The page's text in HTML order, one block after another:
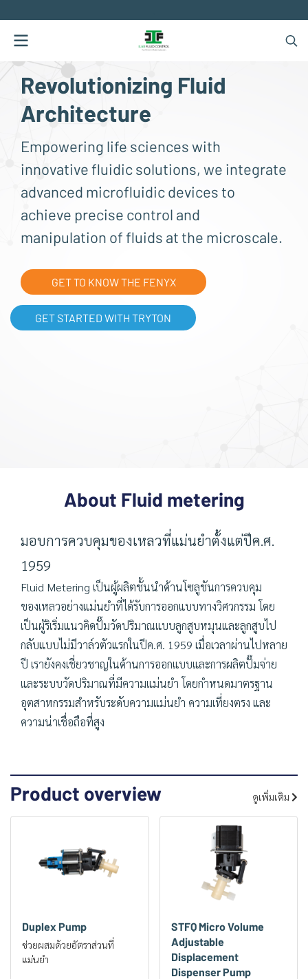
Revolutionizing Fluid
Architecture
Empowering life sciences with
innovative fluidic solutions, we integrate
advanced microfluidic devices to
achieve precise control and
manipulation of fluids at the microscale.
GET TO KNOW THE FENYX
GET STARTED WITH TRYTON
About Fluid metering
มอบการควบคุมของเหลวที่แม่นยำตั้งแต่ปีค.ศ.
1959
Fluid Metering เป็นผู้ผลิตชั้นนำด้านโซลูชันการควบคุม
ของเหลวอย่างแม่นยำที่ได้รับการออกแบบทางวิศวกรรม โดย
เป็นผู้ริเริ่มแนวคิดปั๊มวัดปริมาณแบบลูกสูบหมุนและลูกสูบไป
กลับแบบไม่มีวาล์วตัวแรกในปีค.ศ. 1959 เมื่อเวลาผ่านไปหลาย
ปี เรายังคงเชี่ยวชาญในด้านการออกแบบและการผลิตปั๊มจ่าย
และระบบวัดปริมาณที่มีความแม่นยำ โดยกำหนดมาตรฐาน
อุตสาหกรรมสำหรับระดับความแม่นยำ ความเที่ยงตรง และ
ความน่าเชื่อถือที่สูง
Product overview ดูเพิ่มเติม
Duplex Pump
ช่วยผสมด้วยอัตราส่วนที่
แม่นยำ
STFQ Micro Volume
Adjustable
Displacement
Dispenser Pump